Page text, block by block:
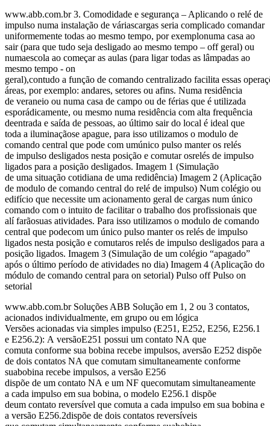
www.abb.com.br 3. Comodidade e segurança – Aplicando o relé de
impulso numa instalação de váriascargas seria complicado comandar
uniformemente todas ao mesmo tempo, por exemplonuma casa ao
sair (para que tudo seja desligado ao mesmo tempo – off geral) ou
numaescola ao começar as aulas (para ligar todas as lâmpadas ao
mesmo tempo - on
geral),contudo a função de comando centralizado facilita essas
áreas, por exemplo: andares, setores ou afins. Numa residência
de veraneio ou numa casa de campo ou de férias que é utilizada
esporádicamente, ou mesmo numa residência com alta frequência
deentrada e saída de pessoas, ao último sair do local é ideal que
toda a iluminaçãose apague, para isso utilizamos o modulo de
comando central que pode com umúnico pulso manter os relés
de impulso desligados nesta posição e comutar osrelés de impulso
ligados para a posição desligados. Imagem 1 (Simulação
de uma situação cotidiana de uma redidência) Imagem 2 (Aplicação
de modulo de comando central do relé de impulso) Num colégio ou
edifício que necessite um acionamento geral de cargas num único
comando com o intuito de facilitar o trabalho dos profissionais que
alí farãosuas atividades. Para isso utilizamos o modulo de comando
central que podecom um único pulso manter os relés de impulso
ligados nesta posição e comutaros relés de impulso desligados para a
posição ligados. Imagem 3 (Simulação de um colégio “apagado”
após o último período de atividades no dia) Imagem 4 (Aplicação do
módulo de comando central para on setorial) Pulso off Pulso on
setorial
www.abb.com.br Soluções ABB Solução em 1, 2 ou 3 contatos,
acionados individualmente, em grupo ou em lógica
Versões acionadas via simples impulso (E251, E252, E256, E256.1
e E256.2): A versãoE251 possui um contato NA que
comuta conforme sua bobina recebe impulsos, aversão E252 dispõe
de dois contatos NA que comutam simultaneamente conforme
suabobina recebe impulsos, a versão E256
dispõe de um contato NA e um NF quecomutam simultaneamente
a cada impulso em sua bobina, o modelo E256.1 dispõe
deum contato reversível que comuta a cada impulso em sua bobina e
a versão E256.2dispõe de dois contatos reversíveis